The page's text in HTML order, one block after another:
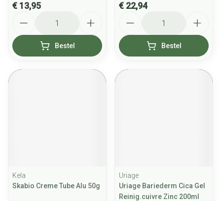
€ 13,95
Bestel
€ 22,94
Bestel
Kela
Skabio Creme Tube Alu 50g
Uriage
Uriage Bariederm Cica Gel
Reinig.cuivre Zinc 200ml